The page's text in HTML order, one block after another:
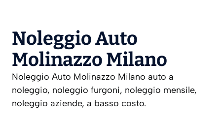
Noleggio Auto
Molinazzo Milano
Noleggio Auto Molinazzo Milano auto a
noleggio, noleggio furgoni, noleggio mensile,
noleggio aziende, a basso costo.